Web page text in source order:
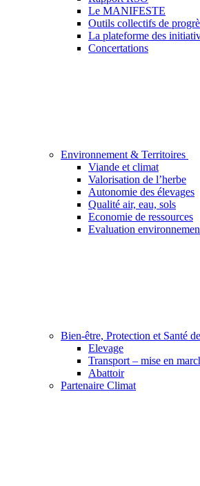
Le MANIFESTE
Outils collectifs de
La plateforme des
Concertations
Environnement & Territoires
Viande et climat
Valorisation de l’herbe
Autonomie des élevages
Qualité air, eau, sols
Economie de ressources
Evaluation
Bien-être, Protection et Santé
Elevage
Transport – mise en
Abattoir
Partenaire Climat